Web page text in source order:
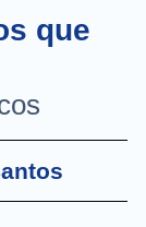
que